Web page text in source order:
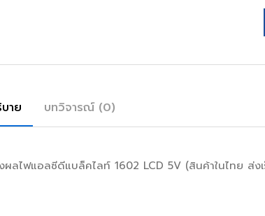
าย บทวิจารณ์ (0)
ลไฟแอลซีดีแบล็คไลท์ 1602 LCD 5V (สินค้าในไทย ส่งเ